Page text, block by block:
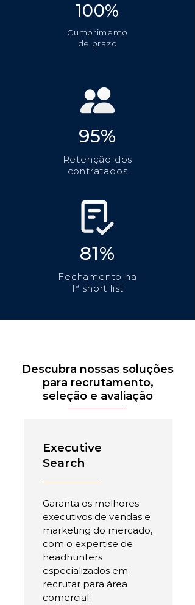
100%
Cumprimento
de prazo
95%
Retenção dos
contratados
81%
Fechamento na
1ª short list
Descubra nossas soluções
para recrutamento,
seleção e avaliação
Executive
Search
Garanta os melhores
executivos de vendas e
marketing do mercado,
com o expertise de
headhunters
especializados em
recrutar para área
comercial.